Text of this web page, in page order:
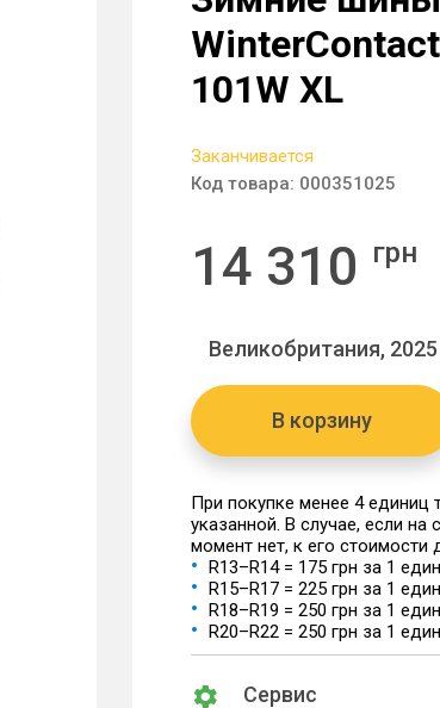
101W XL
Заканчивается
Код товара: 000351025
14 310 грн
Великобритания, 2025
В корзину
При покупке менее 4
указанной. В случае, если
момент нет, к его стоимости
R13–R14 = 175 грн за 1
R15–R17 = 225 грн за 1
R18–R19 = 250 грн за 1
R20–R22 = 250 грн за 1
Сервис